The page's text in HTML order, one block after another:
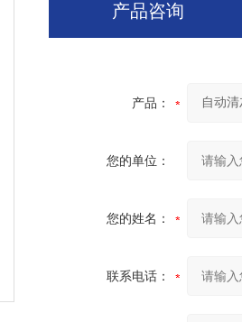
产品咨询
产品：
您的单位：
您的姓名：
联系电话：